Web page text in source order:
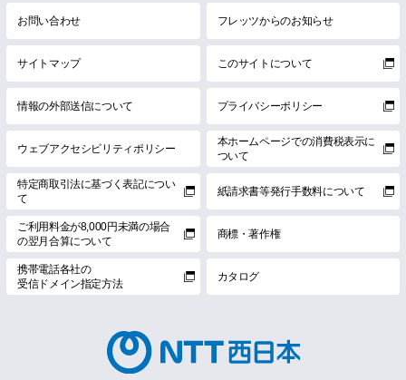
お問い合わせ フレッツからのお知らせ
サイトマップ このサイトについて
情報の外部送信について プライバシーポリシー
ウェブアクセシビリティポリシー
本ホームページでの消費税表示に
ついて
特定商取引法に基づく表記につい
て
紙請求書等発行手数料について
ご利用料金が8,000円未満の場合
の翌月合算について
商標・著作権
携帯電話各社の
受信ドメイン指定方法
カタログ